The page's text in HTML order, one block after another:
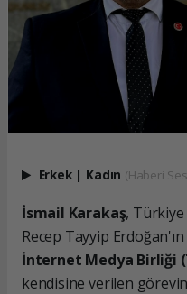
Erkek | Kadın (Haberi
İsmail Karakaş, Türkiye
Recep Tayyip
İnternet Medya Birliği
kendisine verilen